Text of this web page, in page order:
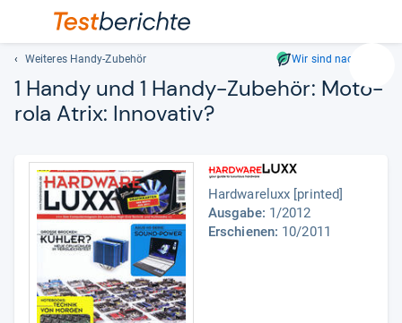
Geben
Weiteres Handy-Zubehör Wir sind nachhaltig
1 Handy und 1 Handy-​Zube­hör: Moto­
rola Atrix: Inno­va­tiv?
Hardwareluxx [printed]
Ausgabe: 1/2012
Erschienen: 10/2011